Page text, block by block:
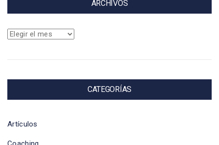
ARCHIVOS
Archivos
CATEGORÍAS
Artículos